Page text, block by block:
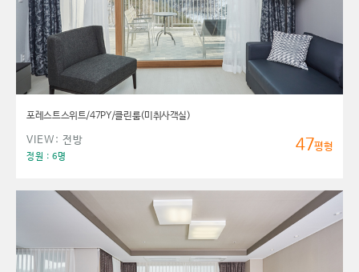
포레스트스위트/47PY/클린룸(미취사객실)
VIEW: 전방
정원 : 6명
47평형